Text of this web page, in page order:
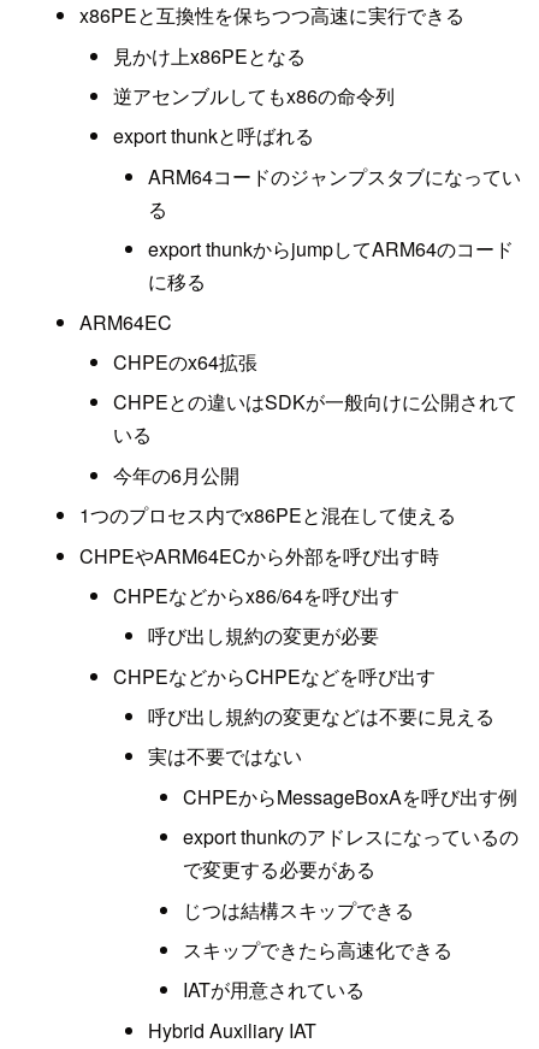
x86PEと互換性を保ちつつ高速に実行できる
見かけ上x86PEとなる
逆アセンブルしてもx86の命令列
export thunkと呼ばれる
ARM64コードのジャンプスタブになってい
る
export thunkからjumpしてARM64のコード
に移る
ARM64EC
CHPEのx64拡張
CHPEとの違いはSDKが一般向けに公開されて
いる
今年の6月公開
1つのプロセス内でx86PEと混在して使える
CHPEやARM64ECから外部を呼び出す時
CHPEなどからx86/64を呼び出す
呼び出し規約の変更が必要
CHPEなどからCHPEなどを呼び出す
呼び出し規約の変更などは不要に見える
実は不要ではない
CHPEからMessageBoxAを呼び出す例
export thunkのアドレスになっているの
で変更する必要がある
じつは結構スキップできる
スキップできたら高速化できる
IATが用意されている
Hybrid Auxiliary IAT